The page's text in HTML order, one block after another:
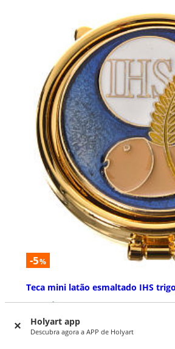
Holyart app
Descubra agora a APP de Holyart
-5%
Teca mini latão esmaltado IHS
DISPONÍVEL
€ 52,16 € 54,90